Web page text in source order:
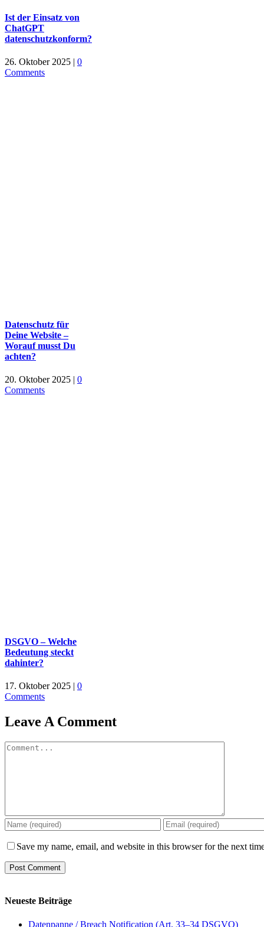
Ist der Einsatz von
ChatGPT
datenschutzkonform?
26. Oktober 2025 | 0
Comments
Datenschutz für
Deine Website –
Worauf musst Du
achten?
20. Oktober 2025 | 0
Comments
DSGVO – Welche
Bedeutung steckt
dahinter?
17. Oktober 2025 | 0
Comments
Leave A Comment
Comment
Save my name, email, and website in this browser for the next
Neueste Beiträge
Datenpanne / Breach Notification (Art. 33–34 DSGVO)